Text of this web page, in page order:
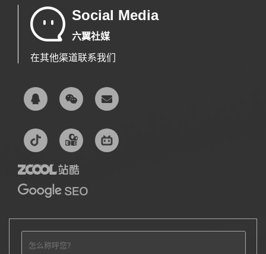
Social Media
六翼社媒
在其他渠道联系我们